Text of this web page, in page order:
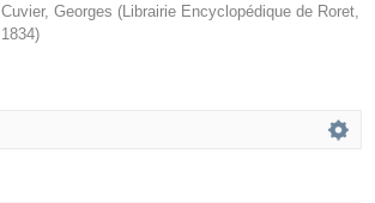
Cuvier, Georges ( Librairie Encyclopédique de Roret
1834)